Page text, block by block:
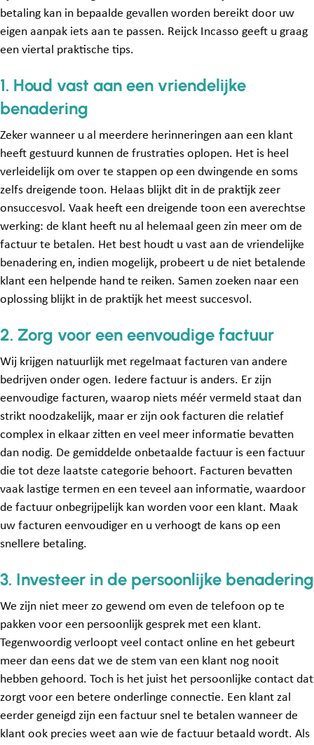
betaling kan in bepaalde gevallen worden bereikt door uw
eigen aanpak iets aan te passen. Reijck Incasso geeft u graag
een viertal praktische tips.
1. Houd vast aan een vriendelijke
benadering
Zeker wanneer u al meerdere herinneringen aan een klant
heeft gestuurd kunnen de frustraties oplopen. Het is heel
verleidelijk om over te stappen op een dwingende en soms
zelfs dreigende toon. Helaas blijkt dit in de praktijk zeer
onsuccesvol. Vaak heeft een dreigende toon een averechtse
werking: de klant heeft nu al helemaal geen zin meer om de
factuur te betalen. Het best houdt u vast aan de vriendelijke
benadering en, indien mogelijk, probeert u de niet betalende
klant een helpende hand te reiken. Samen zoeken naar een
oplossing blijkt in de praktijk het meest succesvol.
2. Zorg voor een eenvoudige factuur
Wij krijgen natuurlijk met regelmaat facturen van andere
bedrijven onder ogen. Iedere factuur is anders. Er zijn
eenvoudige facturen, waarop niets méér vermeld staat dan
strikt noodzakelijk, maar er zijn ook facturen die relatief
complex in elkaar zitten en veel meer informatie bevatten
dan nodig. De gemiddelde onbetaalde factuur is een factuur
die tot deze laatste categorie behoort. Facturen bevatten
vaak lastige termen en een teveel aan informatie, waardoor
de factuur onbegrijpelijk kan worden voor een klant. Maak
uw facturen eenvoudiger en u verhoogt de kans op een
snellere betaling.
3. Investeer in de persoonlijke benadering
We zijn niet meer zo gewend om even de telefoon op te
pakken voor een persoonlijk gesprek met een klant.
Tegenwoordig verloopt veel contact online en het gebeurt
meer dan eens dat we de stem van een klant nog nooit
hebben gehoord. Toch is het juist het persoonlijke contact dat
zorgt voor een betere onderlinge connectie. Een klant zal
eerder geneigd zijn een factuur snel te betalen wanneer de
klant ook precies weet aan wie de factuur betaald wordt. Als